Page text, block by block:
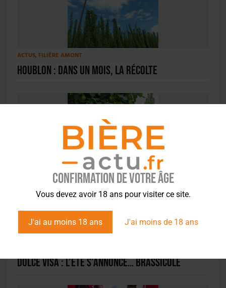
Confirmation de votre âge
Vous devez avoir 18 ans pour visiter ce site.
J'ai au moins 18 ans J'ai moins de 18 ans
ACTUS, FILIÈRE AMONT
Houblon : Dans un mois, la récolte
FILIÈRE AMONT
Alsace – La récolte du houblon a commencé !
Dolce Visa : l’été s’annonce… brassicole